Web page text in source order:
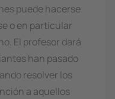
puede hacerse
o en particular
El profesor dará
han pasado
resolver los
a aquellos